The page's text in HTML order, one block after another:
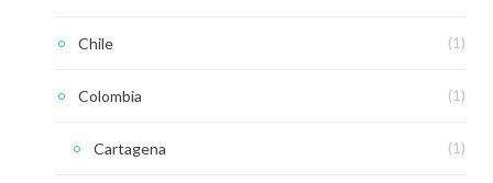
Chile (1)
Colombia (1)
Cartagena (1)